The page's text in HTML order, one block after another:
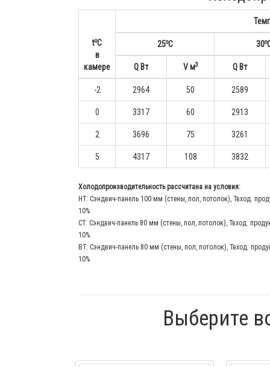
toС
в
камере
25oС 30o
Q Вт V м3 Q Вт
-2 2964 50 2589
0 3317 60 2913
2 3696 75 3261
5 4317 108 3832
Холодопроизводительность рассчитана на условия:
НТ: Сэндвич-панель 100 мм (стены, пол, потолок), Твход.
10%
СТ: Сэндвич-панель 80 мм (стены, пол, потолок), Твход.
10%
ВТ: Сэндвич-панель 80 мм (стены, пол, потолок), Твход.
10%
Выберите